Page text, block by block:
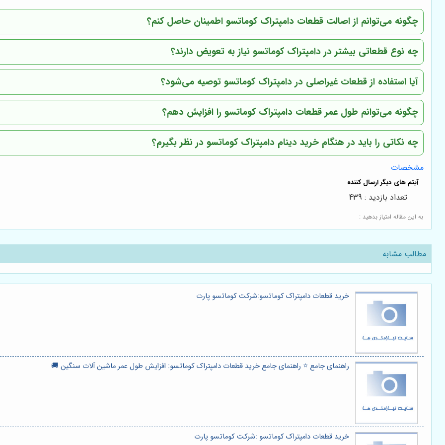
چگونه می‌توانم از اصالت قطعات دامپتراک کوماتسو اطمینان حاصل کنم؟
چه نوع قطعاتی بیشتر در دامپتراک کوماتسو نیاز به تعویض دارند؟
آیا استفاده از قطعات غیراصلی در دامپتراک کوماتسو توصیه می‌شود؟
چگونه می‌توانم طول عمر قطعات دامپتراک کوماتسو را افزایش دهم؟
چه نکاتی را باید در هنگام خرید دینام دامپتراک کوماتسو در نظر بگیرم؟
مشخصات
به این مقاله امتیاز بدهید :
تعداد بازدید : 439
مطالب مشابه
خرید قطعات دامپتراک کوماتسو:شرکت کوماتسو پارت
راهنمای جامع ⭐️ راهنمای جامع خرید قطعات دامپتراک کوماتسو: افزایش طول عمر ماشین آلات سنگین 🚚
خرید قطعات دامپتراک کوماتسو :شرکت کوماتسو پارت